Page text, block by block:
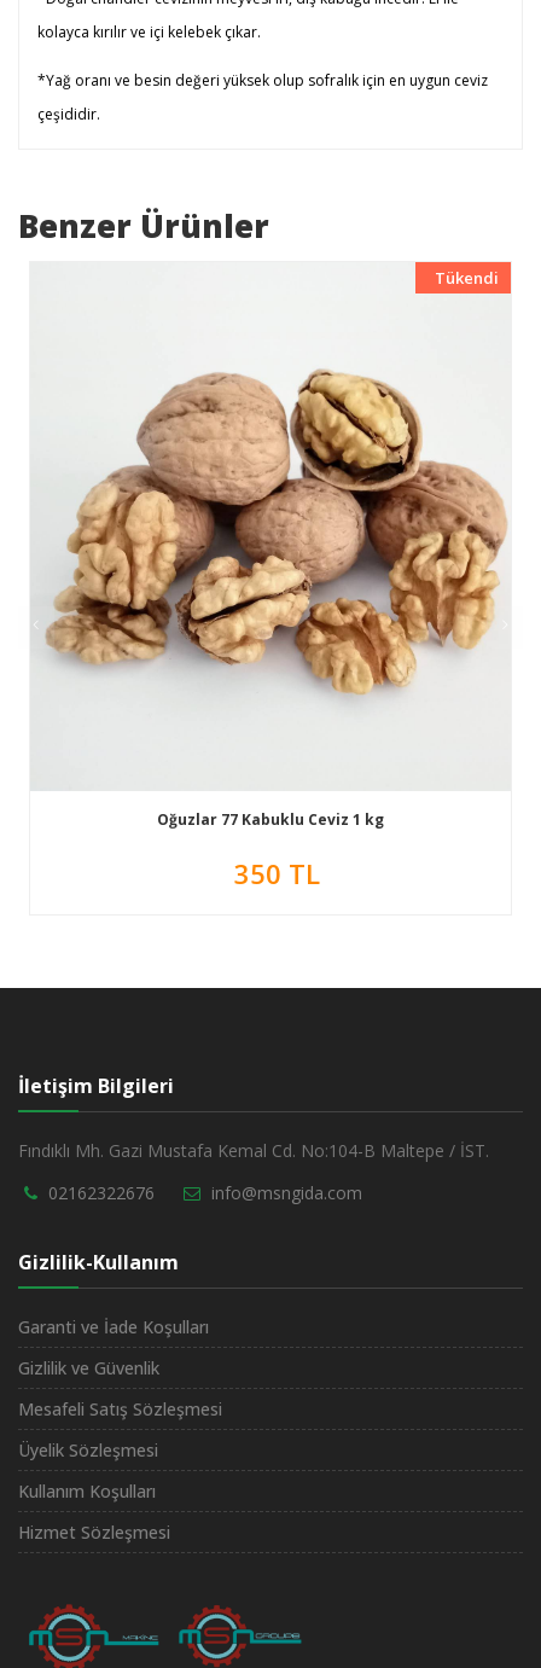
kolayca kırılır ve içi kelebek çıkar.
*Yağ oranı ve besin değeri yüksek olup sofralık için en uygun ceviz
çeşididir.
Benzer Ürünler
Yeni
Tükendi
Oğuzlar 77 Kabuklu Ceviz 1 kg
350 TL
İletişim Bilgileri
Fındıklı Mh. Gazi Mustafa Kemal Cd. No:104-B Maltepe / İST.
02162322676
info@msngida.com
Gizlilik-Kullanım
Garanti ve İade Koşulları
Gizlilik ve Güvenlik
Mesafeli Satış Sözleşmesi
Üyelik Sözleşmesi
Kullanım Koşulları
Hizmet Sözleşmesi